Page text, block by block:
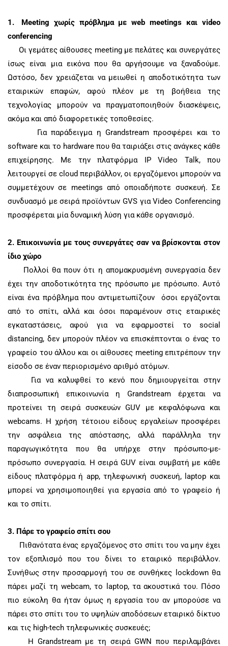
1. Meeting χωρίς πρόβλημα με web meetings και video
conferencing
Οι γεμάτες αίθουσες meeting με πελάτες και συνεργάτες
ίσως είναι μια εικόνα που θα αργήσουμε να ξαναδούμε.
Ωστόσο, δεν χρειάζεται να μειωθεί η αποδοτικότητα των
εταιρικών επαφών, αφού πλέον με τη βοήθεια της
τεχνολογίας μπορούν να πραγματοποιηθούν διασκέψεις,
ακόμα και από διαφορετικές τοποθεσίες.
Για παράδειγμα ηGrandstreamπροσφέρει και το
software και το hardware που θα ταιριάξει στις ανάγκες κάθε
επιχείρησης. Με την πλατφόρμα IP Video Talk, που
λειτουργεί σε cloud περιβάλλον, οι εργαζόμενοι μπορούν να
συμμετέχουν σε meetings από οποιαδήποτε συσκευή. Σε
συνδυασμό με σειρά προϊόντων GVS γιαVideo Conferencing
προσφέρεται μία δυναμική λύση για κάθε οργανισμό.
2. Επικοινωνία με τους συνεργάτες σαν να βρίσκονται στον
ίδιο χώρο
Πολλοί θα πουν ότι η απομακρυσμένη συνεργασία δεν
έχει την αποδοτικότητα της πρόσωπο με πρόσωπο. Αυτό
είναι ένα πρόβλημα που αντιμετωπίζουν όσοι εργάζονται
από το σπίτι, αλλά και όσοι παραμένουν στις εταιρικές
εγκαταστάσεις, αφού για να εφαρμοστεί το social
distancing, δεν μπορούν πλέον να επισκέπτονται ο ένας το
γραφείο του άλλου και οι αίθουσες meetingεπιτρέπουν την
είσοδο σε έναν περιορισμένο αριθμό ατόμων.
Για να καλυφθεί το κενό που δημιουργείται στην
διαπροσωπική επικοινωνία η Grandstream έρχεται να
προτείνει τη σειρά συσκευώνGUV με κεφαλόφωνα και
webcams. Η χρήση τέτοιου είδους εργαλείων προσφέρει
την ασφάλεια της απόστασης, αλλά παράλληλα την
παραγωγικότητα που θα υπήρχε στην πρόσωπο-με-
πρόσωπο συνεργασία. Η σειρά GUV είναι συμβατή με κάθε
είδους πλατφόρμα ή app, τηλεφωνική συσκευή, laptop και
μπορεί να χρησιμοποιηθεί για εργασία από το γραφείο ή
και το σπίτι.
3. Πάρε το γραφείο σπίτι σου
Πιθανότατα ένας εργαζόμενος στο σπίτι του να μην έχει
τον εξοπλισμό που του δίνει το εταιρικό περιβάλλον.
Συνήθως στην προσαρμογή του σε συνθήκες
lockdownθα
πάρει μαζί τη webcam, το laptop, τα ακουστικά του. Πόσο
πιο εύκολη θα ήταν όμως η εργασία του αν μπορούσε να
πάρει στο σπίτι του το υψηλών αποδόσεων εταιρικό δίκτυο
και τις high-tech τηλεφωνικές συσκευές;
Η Grandstream με τη σειράGWNπου περιλαμβάνει